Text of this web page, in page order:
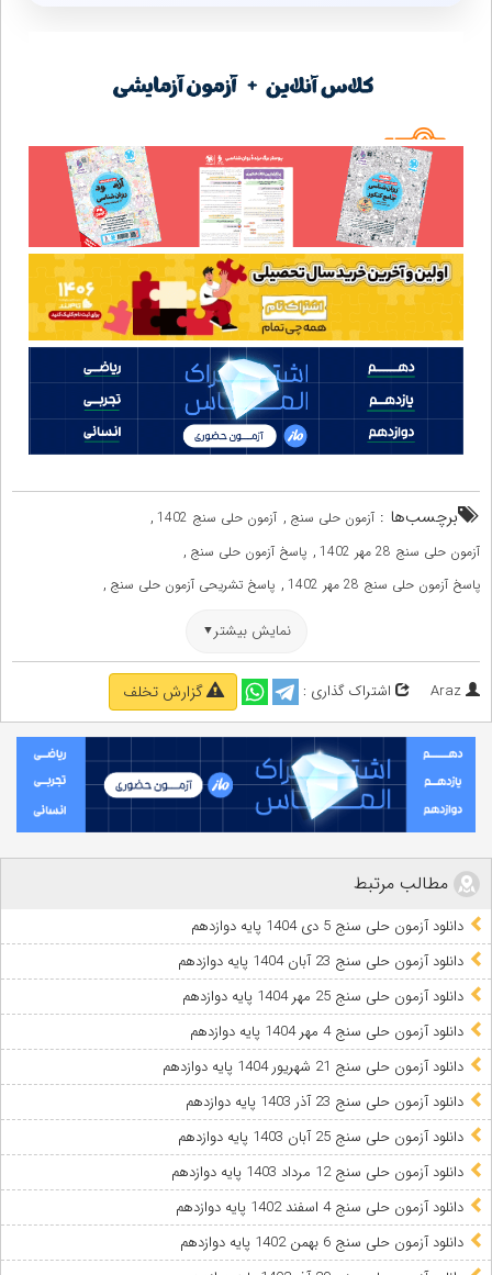
برچسب‌ها : آزمون حلی سنج , آزمون حلی سنج 1402 ,
آزمون حلی سنج 28 مهر 1402 , پاسخ آزمون حلی سنج ,
پاسخ آزمون حلی سنج 28 مهر 1402 , پاسخ تشریحی آزمون حلی سنج ,
سوالات آزمون حلی سنج سوالات آزمون حلی سنج 28 مهر 1402
نمایش بیشتر
Araz اشتراک گذاری : گزارش تخلف
مطالب مرتبط
دانلود آزمون حلی سنج 5 دی 1404 پایه دوازدهم
دانلود آزمون حلی سنج 23 آبان 1404 پایه دوازدهم
دانلود آزمون حلی سنج 25 مهر 1404 پایه دوازدهم
دانلود آزمون حلی سنج 4 مهر 1404 پایه دوازدهم
دانلود آزمون حلی سنج 21 شهریور 1404 پایه دوازدهم
دانلود آزمون حلی سنج 23 آذر 1403 پایه دوازدهم
دانلود آزمون حلی سنج 25 آبان 1403 پایه دوازدهم
دانلود آزمون حلی سنج 12 مرداد 1403 پایه دوازدهم
دانلود آزمون حلی سنج 4 اسفند 1402 پایه دوازدهم
دانلود آزمون حلی سنج 6 بهمن 1402 پایه دوازدهم